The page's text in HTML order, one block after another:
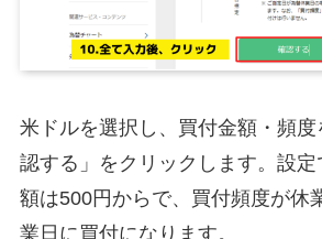
米ドルを選択し、買付金額・頻
認する」をクリックします。設定
額は500円からで、買付頻度が休
業日に買付になります。